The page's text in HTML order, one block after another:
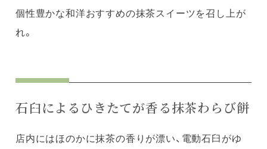
個性豊かな和洋おすすめの抹茶スイーツを召し上が
れ。
石臼によるひきたてが香る抹茶わらび餅
店内にはほのかに抹茶の香りが漂い、電動石臼がゆ